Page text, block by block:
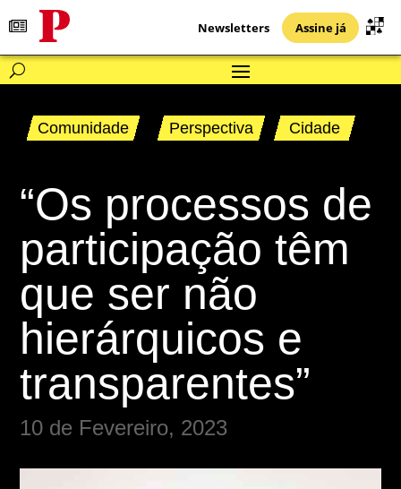
Newsletters Assine já
Comunidade Perspectiva Cidade
“Os processos de
participação têm
que ser não
hierárquicos e
transparentes”
10 de Fevereiro, 2023